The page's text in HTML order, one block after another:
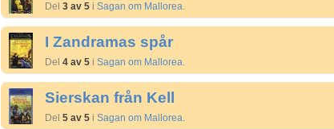
Del 3 av 5i Sagan om Mallorea.
I Zandramas spår
Del 4 av 5i Sagan om Mallorea.
Sierskan från Kell
Del 5 av 5i Sagan om Mallorea.